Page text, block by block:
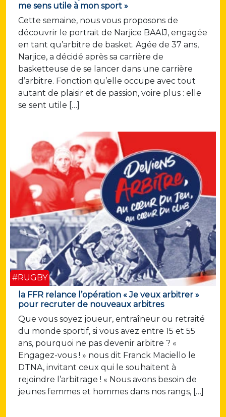
me sens utile à mon sport »
Cette semaine, nous vous proposons de
découvrir le portrait de Narjice BAAÏJ, engagée
en tant qu’arbitre de basket. Agée de 37 ans,
Narjice, a décidé après sa carrière de
basketteuse de se lancer dans une carrière
d’arbitre. Fonction qu’elle occupe avec tout
autant de plaisir et de passion, voire plus : elle
se sent utile […]
#RUGBY
la FFR relance l’opération « Je veux arbitrer »
pour recruter de nouveaux arbitres
Que vous soyez joueur, entraîneur ou retraité
du monde sportif, si vous avez entre 15 et 55
ans, pourquoi ne pas devenir arbitre ? «
Engagez-vous ! » nous dit Franck Maciello le
DTNA, invitant ceux qui le souhaitent à
rejoindre l’arbitrage ! « Nous avons besoin de
jeunes femmes et hommes dans nos rangs, […]